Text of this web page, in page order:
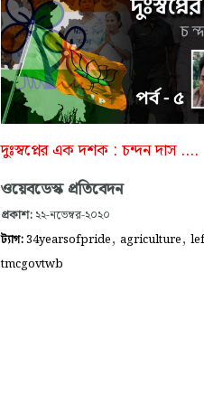
দুঃস্বপ্নের এক দশক : চন্দন দাস ....
ওয়েবডেস্ক প্রতিবেদন
প্রকাশ: ২২-নভেম্বর-২০২০
ট্যাগ:34yearsofpride, agriculture,
tmcgovtwb